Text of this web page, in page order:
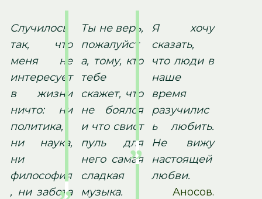
Случилось
так, что
меня не
интересует
в жизни
ничто: ни
политика,
ни наука,
ни
философия
, ни забота
Ты не верь,
пожалуйст
а, тому, кто
тебе
скажет, что
не боялся
и что свист
пуль для
него самая
сладкая
музыка.
Я хочу
сказать,
что люди в
наше
время
разучилис
ь любить.
Не вижу
настоящей
любви.
Аносов.